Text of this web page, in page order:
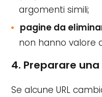
argomenti simili;
pagine da
non hanno valore
4. Preparare
Se alcune URL